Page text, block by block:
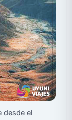
desde el